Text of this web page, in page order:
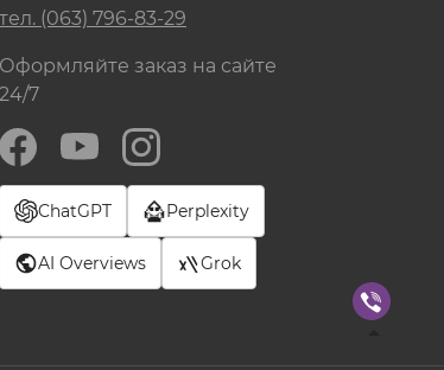
тел. (063) 796-83-29
Оформляйте заказ на сайте
24/7
ChatGPT Perplexity
AI Overviews Grok